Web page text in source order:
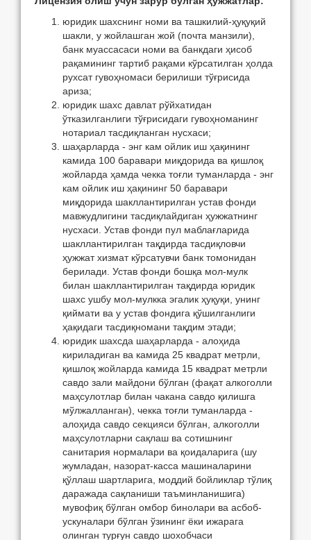
юридик шахснинг номи ва ташкилий-ҳуқуқий
шакли, у жойлашган жой (почта манзили),
банк муассасаси номи ва банкдаги ҳисоб
рақамининг тартиб рақами кўрсатилган ҳолда
рухсат гувоҳномаси берилиши тўғрисида
ариза;
юридик шахс давлат рўйхатидан
ўтказилганлиги тўғрисидаги гувоҳноманинг
нотариал тасдиқланган нусхаси;
шаҳарларда - энг кам ойлик иш ҳақининг
камида 100 баравари миқдорида ва қишлоқ
жойларда ҳамда чекка тоғли туманларда - энг
кам ойлик иш ҳақининг 50 баравари
миқдорида шакллантирилган устав фонди
мавжудлигини тасдиқлайдиган ҳужжатнинг
нусхаси. Устав фонди пул маблағларида
шакллантирилган тақдирда тасдиқловчи
ҳужжат хизмат кўрсатувчи банк томонидан
берилади. Устав фонди бошқа мол-мулк
билан шакллантирилган тақдирда юридик
шахс ушбу мол-мулкка эгалик ҳуқуқи, унинг
қиймати ва у устав фондига қўшилганлиги
ҳақидаги тасдиқномани тақдим этади;
юридик шахсда шаҳарларда - алоҳида
кириладиган ва камида 25 квадрат метрли,
қишлоқ жойларда камида 15 квадрат метрли
савдо зали майдони бўлган (фақат алкоголли
маҳсулотлар билан чакана савдо қилишга
мўлжалланган), чекка тоғли туманларда -
алоҳида савдо секцияси бўлган, алкоголли
маҳсулотларни сақлаш ва сотишнинг
санитария нормалари ва қоидаларига (шу
жумладан, назорат-касса машиналарини
қўллаш шартларига, моддий бойликлар тўлиқ
даражада сақланиши таъминланишига)
мувофиқ бўлган омбор бинолари ва асбоб-
ускуналари бўлган ўзининг ёки ижарага
олинган турғун савдо шохобчаси